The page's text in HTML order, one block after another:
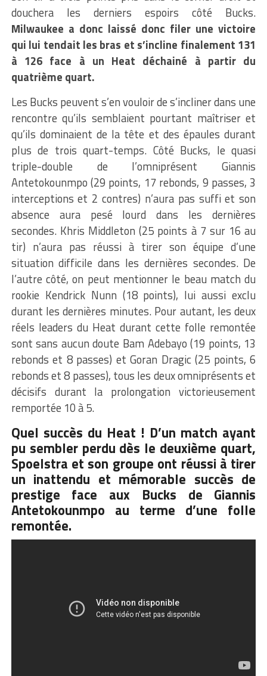
douchera les derniers espoirs côté Bucks.
Milwaukee a donc laissé donc filer une victoire
qui lui tendait les bras et s’incline finalement 131
à 126 face à un Heat déchainé à partir du
quatrième quart.
Les Bucks peuvent s’en vouloir de s’incliner dans une
rencontre qu’ils semblaient pourtant maîtriser et
qu’ils dominaient de la tête et des épaules durant
plus de trois quart-temps. Côté Bucks, le quasi
triple-double de l’omniprésent Giannis
Antetokounmpo (29 points, 17 rebonds, 9 passes, 3
interceptions et 2 contres) n’aura pas suffi et son
absence aura pesé lourd dans les dernières
secondes. Khris Middleton (25 points à 7 sur 16 au
tir) n’aura pas réussi à tirer son équipe d’une
situation difficile dans les dernières secondes. De
l’autre côté, on peut mentionner le beau match du
rookie Kendrick Nunn (18 points), lui aussi exclu
durant les dernières minutes. Pour autant, les deux
réels leaders du Heat durant cette folle remontée
sont sans aucun doute Bam Adebayo (19 points, 13
rebonds et 8 passes) et Goran Dragic (25 points, 6
rebonds et 8 passes), tous les deux omniprésents et
décisifs durant la prolongation victorieusement
remportée 10 à 5.
Quel succès du Heat ! D’un match ayant
pu sembler perdu dès le deuxième quart,
Spoelstra et son groupe ont réussi à tirer
un inattendu et mémorable succès de
prestige face aux Bucks de Giannis
Antetokounmpo au terme d’une folle
remontée.